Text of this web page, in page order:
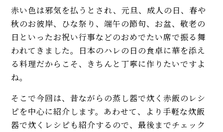
赤い色は邪気を払うとされ、元旦、成人の日、春や
秋のお彼岸、ひな祭り、端午の節句、お盆、敬老の
日といったお祝い行事などのおめでたい席で振る舞
われてきました。日本のハレの日の食卓に華を添え
る料理だからこそ、きちんと丁寧に作りたいですよ
ね。
そこで今回は、昔ながらの蒸し器で炊く赤飯のレシ
ピを中心に紹介します。あわせて、より手軽な炊飯
器で炊くレシピも紹介するので、最後までチェック
【簡単】豆腐の水切りが決め
手！「揚げ出し豆腐」プロのレ
シピ。つゆの黄金比を覚えてご
馳走に♡
美色の秘密はタイミング！ 豆ご
飯（グリンピースの炊き込みご
春の香り！「よもぎ餅（草
餅）」の作り方。乾燥よもぎ、
米の粉レシピもご紹介
モヒートの基本レシピ。すっきり
爽快！
MORE